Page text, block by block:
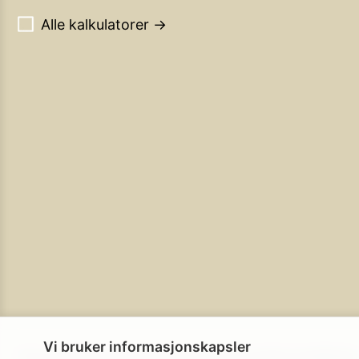
Alle kalkulatorer →
PersonvernBrukerbetingelserCookie-policyCookie-innstillinger
Vi bruker informasjonskapsler